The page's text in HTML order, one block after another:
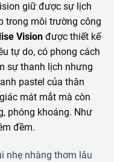
giữ được sự lịch
trong môi trường công
Vision được thiết kế
tự do, có phong cách
sự thanh lịch nhưng
pastel của thân
mát mắt mà còn
phóng khoáng. Như
đềm.
nhẹ nhàng thơm lâu